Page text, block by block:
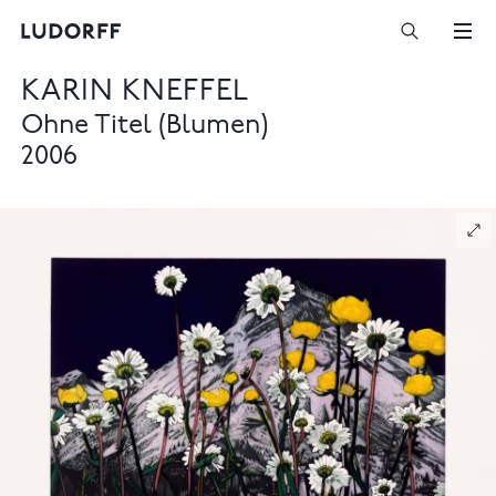
KARIN KNEFFEL
Ohne Titel (Blumen)
2006